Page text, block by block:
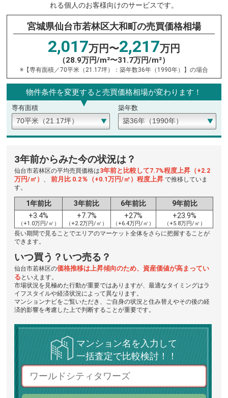
れる個人のお客様向けのサービスです。
宮城県仙台市若林区大和町の売買価格相場
2,017万円〜2,217万円
（28.9万円/m²〜31.7万円/m²）
※【専有面積／70平米（21.17坪）：築年数36年（1990年）】の場合
物件条件を変更すると売買価格相場が変わります！
専有面積 築年数
3年前からみた今の状況は？
仙台市若林区の平均売買価格は3年前と比較して7.7%程度上昇（+2.2
万円/㎡） 、前月比 0.2％（+0.1万円/㎡）程度上昇で推移していま
す。
1年前比 3年前比 6年前比
9年前比
+3.4%
（+1.0万円/㎡）
+7.7%
（+2.2万円/㎡）
+27%
（+6.4万円/㎡）
+23.9%
（+5.8万円/㎡）
長い期間で見ることでエリアのマーケット全体をさらに把握することが
できます。
いつ買う？いつ売る？
仙台市若林区の価格推移は上昇傾向のため、資産価値が高まってい
る といえます。
市場状況を見極めた行動が重要ではありますが、最適なタイミングはラ
イフスタイルや経済状況によって異なります。
マンションナビをご覧いただき、ご自身の状況と住み替えやその後の経
済的影響を考慮した上で判断することが重要です。
マンション名を入力して
一括査定で比較検討！！